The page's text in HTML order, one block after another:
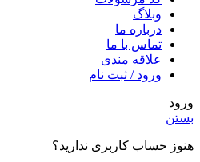
وبلاگ
درباره ما
تماس با ما
علاقه مندی
ورود / ثبت نام
ورود
بستن
هنوز حساب کاربری ندارید؟